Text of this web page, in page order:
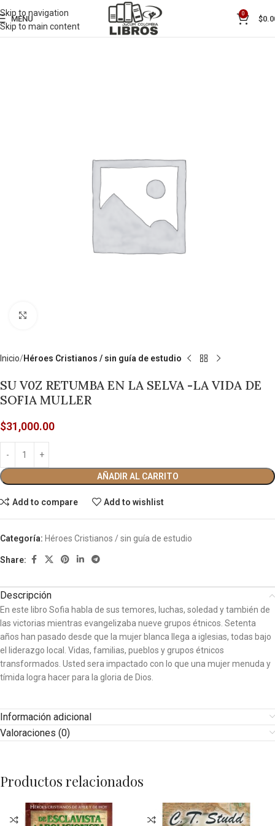
Skip to navigation
Skip to main content
MENU
0
$
Inicio Héroes Cristianos / sin guía de estudio
SU V0Z RETUMBA EN LA SELVA -LA VIDA DE
SOFIA MULLER
$31,000.00
AÑADIR AL CARRITO
Add to compare Add to wishlist
Categoría: Héroes Cristianos / sin guía de estudio
Share:
Descripción
En este libro Sofia habla de sus temores, luchas, soledad y también de
las victorias mientras evangelizaba nueve grupos étnicos. Setenta
años han pasado desde que la mujer blanca llega a iglesias, todas bajo
el liderazgo local. Vidas, familias, pueblos y grupos étnicos
transformados. Usted sera impactado con lo que una mujer menuda y
tímida logra hacer para la gloria de Dios.
Información adicional
Valoraciones (0)
Productos relacionados